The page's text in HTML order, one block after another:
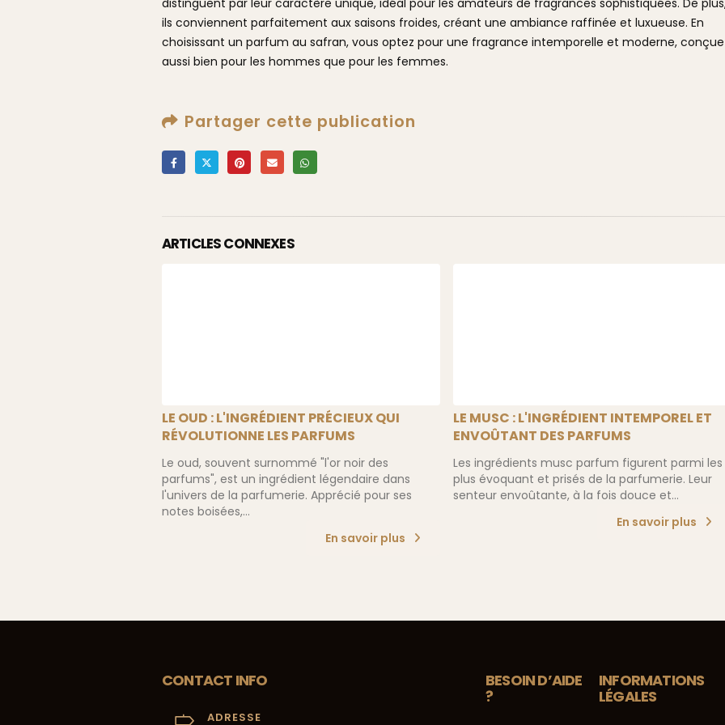
distinguent par leur caractère unique, idéal pour les amateurs de fragrances sophistiquées. De
ils conviennent parfaitement aux saisons froides, créant une ambiance raffinée et luxueuse. En
choisissant un parfum au safran, vous optez pour une fragrance intemporelle et moderne, conçue
aussi bien pour les hommes que pour les femmes.
Partager cette publication
ARTICLES CONNEXES
LE OUD : L'INGRÉDIENT PRÉCIEUX QUI
RÉVOLUTIONNE LES PARFUMS
Le oud, souvent surnommé "l'or noir des
parfums", est un ingrédient légendaire dans
l'univers de la parfumerie. Apprécié pour ses
notes boisées,...
En savoir plus
LE MUSC : L'INGRÉDIENT INTEMPOREL ET
ENVOÛTANT DES PARFUMS
Les ingrédients musc parfum figurent parmi les
plus évoquant et prisés de la parfumerie. Leur
senteur envoûtante, à la fois douce et...
En savoir plus
CONTACT INFO
ADRESSE
BESOIN D’AIDE
?
INFORMATIONS
LÉGALES